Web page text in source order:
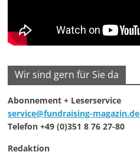
Wir sind gern für Sie da
Abonnement + Leserservice
service@fundraising-magazin.de
Telefon +49 (0)351 8 76 27-80
Redaktion